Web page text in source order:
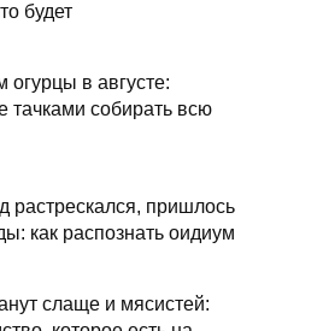
будет
в августе:
тачками собирать всю
растрескался, пришлось
как распознать оидиум
слаще и мясистей: